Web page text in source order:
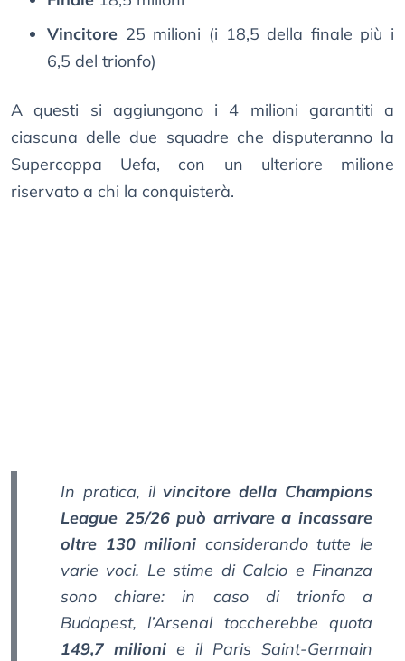
Vincitore 25 milioni (i 18,5 della finale più i
6,5 del trionfo)
A questi si aggiungono i 4 milioni garantiti a
ciascuna delle due squadre che disputeranno la
Supercoppa Uefa, con un ulteriore milione
riservato a chi la conquisterà.
In pratica, ilvincitore della Champions
League 25/26 può arrivare a incassare
oltre 130 milioni considerando tutte le
varie voci. Le stime di Calcio e Finanza
sono chiare: in caso di trionfo a
Budapest, l’Arsenal toccherebbe quota
149,7 milioni e il Paris Saint-Germain